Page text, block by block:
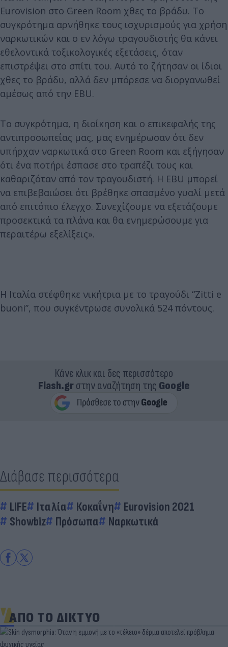
Eurovision στο Green Room χθες το βράδυ. Το
συγκρότημα αρνήθηκε τους ισχυρισμούς για χρήση
ναρκωτικών και ο εν λόγω τραγουδιστής θα κάνει
εθελοντικά τοξικολογικές εξετάσεις, όταν
επιστρέψει στο σπίτι του. Αυτό το ζήτησαν οι ίδιοι
χθες το βράδυ, αλλά δεν μπόρεσε να διοργανωθεί
αμέσως από την EBU.
Το συγκρότημα, η διοίκηση και ο επικεφαλής της
αντιπροσωπείας μας, μας ενημέρωσαν ότι δεν
υπήρχαν ναρκωτικά στο Green Room και εξήγησαν
ότι ένα ποτήρι έσπασε στο τραπέζι τους και
καθαριζόταν από τον τραγουδιστή. Η EBU μπορεί
να επιβεβαιώσει ότι βρέθηκε σπασμένο γυαλί μετά
από επιτόπιο έλεγχο. Συνεχίζουμε να εξετάζουμε
προσεκτικά τα πλάνα και θα ενημερώσουμε για
περαιτέρω εξελίξεις».
Η Ιταλία στέφθηκε νικήτρια με το τραγούδι “Zitti e
buoni”, που συγκέντρωσε συνολικά 524 πόντους.
Κάνε κλικ και δες περισσότερο
Flash.grστην αναζήτηση της Google
Διάβασε περισσότερα
LIFE Ιταλία Κοκαΐνη
Eurovision 2021
Showbiz
Πρόσωπα Ναρκωτικά
ΑΠΟ ΤΟ ΔΙΚΤΥΟ